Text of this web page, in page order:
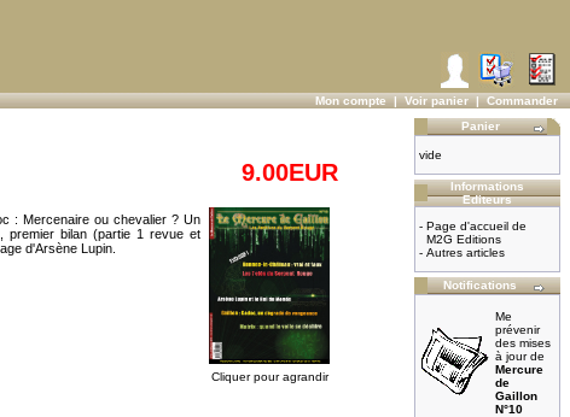
Mon compte|Voir panier|Commander
9.00EUR
Cliquer pour agrandir
: Mercenaire ou chevalier ? Un
premier bilan (partie 1 revue et
d'Arsène Lupin.
Panier
vide
Informations
Editeurs
- Page d'accueil de
M2G Editions
- Autres articles
Notifications
Me
prévenir
des mises
à jour de
Mercure
de
Gaillon
N°10